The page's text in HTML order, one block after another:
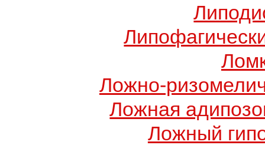
Ложно-
Ложная
Ложный